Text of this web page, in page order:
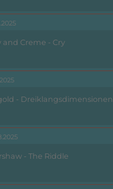
and Creme - Cry
- Dreiklangsdimensionen
- The Riddle